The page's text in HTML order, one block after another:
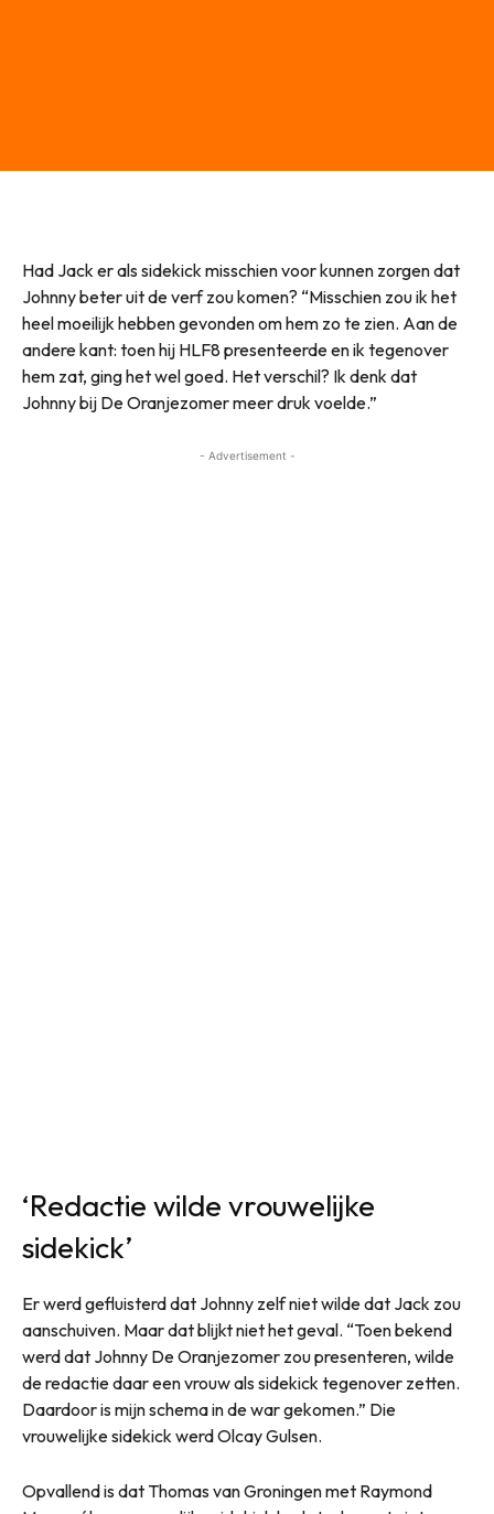
Had Jack er als sidekick misschien voor kunnen zorgen dat
Johnny beter uit de verf zou komen? “Misschien zou ik het
heel moeilijk hebben gevonden om hem zo te zien. Aan de
andere kant: toen hij HLF8 presenteerde en ik tegenover
hem zat, ging het wel goed. Het verschil? Ik denk dat
Johnny bij De Oranjezomer meer druk voelde.”
- Advertisement -
‘Redactie wilde vrouwelijke
sidekick’
Er werd gefluisterd dat Johnny zelf niet wilde dat Jack zou
aanschuiven. Maar dat blijkt niet het geval. “Toen bekend
werd dat Johnny De Oranjezomer zou presenteren, wilde
de redactie daar een vrouw als sidekick tegenover zetten.
Daardoor is mijn schema in de war gekomen.” Die
vrouwelijke sidekick werd Olcay Gulsen.
Opvallend is dat Thomas van Groningen met Raymond